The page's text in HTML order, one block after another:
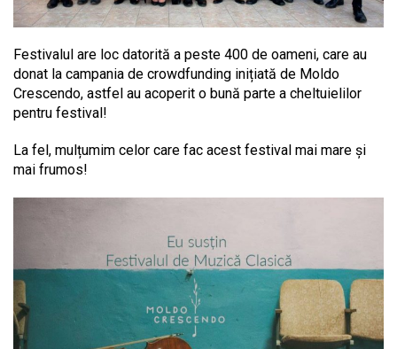
Festivalul are loc datorită a peste 400 de oameni, care au
donat la campania de crowdfunding inițiată de Moldo
Crescendo, astfel au acoperit o bună parte a cheltuielilor
pentru festival!
La fel, mulțumim celor care fac acest festival mai mare și
mai frumos!